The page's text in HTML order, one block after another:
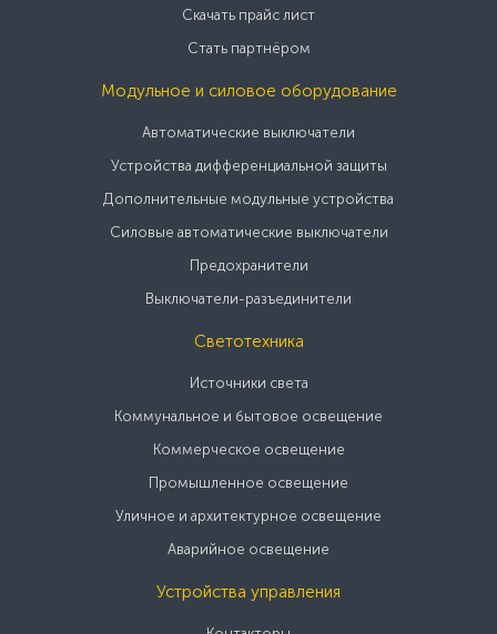
Скачать прайс лист
Стать партнёром
Модульное и силовое оборудование
Автоматические выключатели
Устройства дифференциальной защиты
Дополнительные модульные устройства
Силовые автоматические выключатели
Предохранители
Выключатели-разъединители
Светотехника
Источники света
Коммунальное и бытовое освещение
Коммерческое освещение
Промышленное освещение
Уличное и архитектурное освещение
Аварийное освещение
Устройства управления